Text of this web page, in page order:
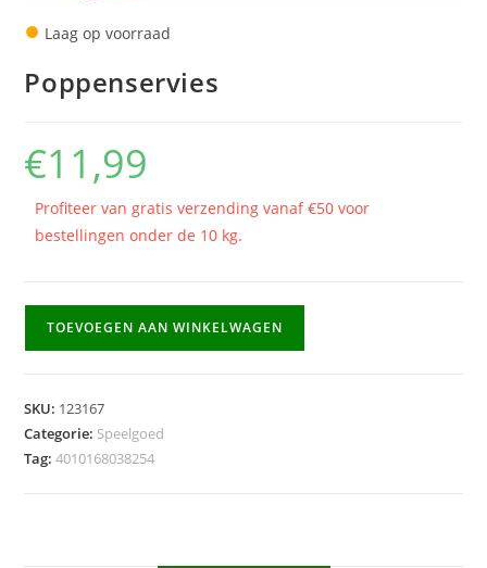
● Laag op voorraad
Poppenservies
€11,99
Profiteer van gratis verzending vanaf €50 voor
bestellingen onder de 10 kg.
TOEVOEGEN AAN WINKELWAGEN
SKU: 123167
Categorie: Speelgoed
Tag:4010168038254